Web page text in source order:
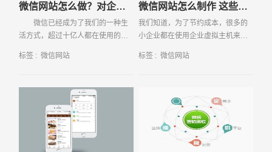
微信网站怎么做？对企业有哪些好处
微信已经成为了我们的一种生
活方式，超过十亿人都在使用的手
频、图片、文字，可以群聊，可以
标签 : 微信网站
微信网站怎么制作 这些事项要知晓
我们知道，为了节约成本，很多的
小企业都在使用企业虚拟主机来存
和图画资料等，由此可见，企业虚
标签 : 微信网站
请输入您的公司名称 名字